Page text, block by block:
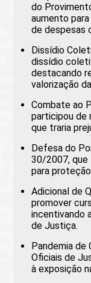
do
aumento
de despesas
Dissídio
dissídio
destacando
valorização
Combate ao
participou de
que traria
Defesa do
30/2007,
para
Adicional de
promover
incentivando
de Justiça.
Pandemia de
Oficiais de
à exposição